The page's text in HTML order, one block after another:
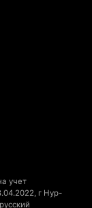
академию
учет
г Нур-